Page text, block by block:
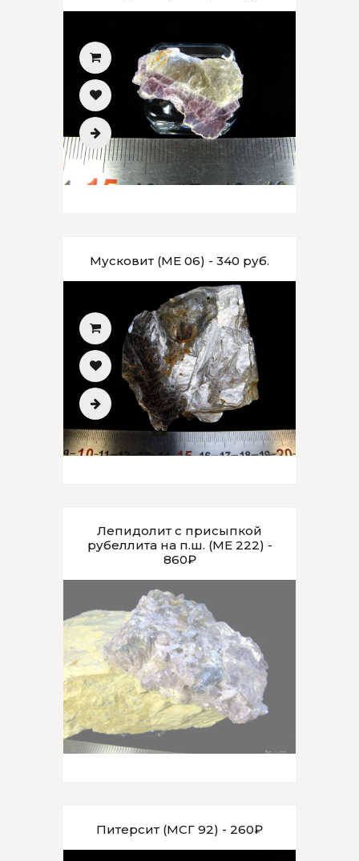
Мусковит (МЕ 06) - 340 руб.
Лепидолит с присыпкой
рубеллита на п.ш. (МЕ 222) -
860₽
Питерсит (МСГ 92) - 260₽